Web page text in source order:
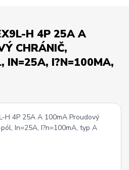
H 4P 25A A
CHRÁNIČ,
IN=25A, I?N=100MA,